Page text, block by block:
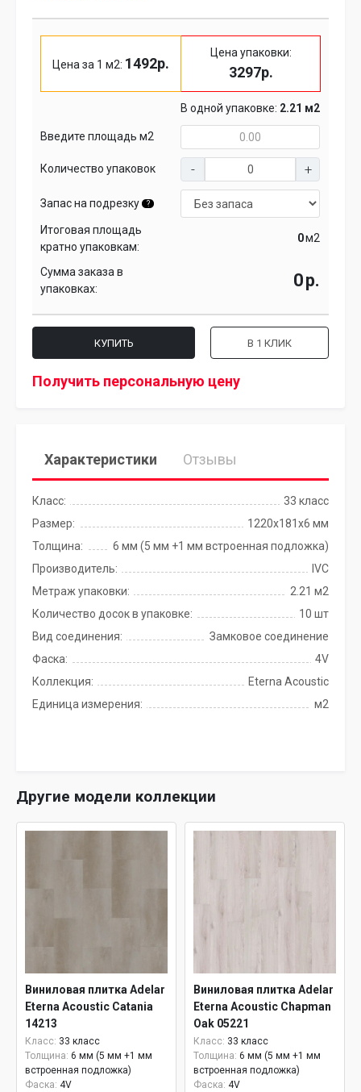
Цена за 1 м2: 1492р.
Цена упаковки:
3297р.
В одной упаковке: 2.21 м2
Введите площадь м2
Количество упаковок
Запас на подрезку ?
Итоговая площадь
кратно упаковкам:
м2
Сумма заказа в
упаковках:
р.
КУПИТЬ В 1 КЛИК
Получить персональную цену
Характеристики Отзывы
Класс:
33 класс
Размер:
1220х181х6 мм
Толщина:
6 мм (5 мм +1 мм встроенная подложка)
Производитель:
IVC
Метраж упаковки:
2.21 м2
Количество досок в упаковке:
10 шт
Вид соединения:
Замковое соединение
Фаска:
4V
Коллекция:
Eterna Acoustic
Единица измерения:
м2
Другие модели коллекции
Виниловая плитка Adelar
Eterna Acoustic Catania
14213
Класс: 33 класс
Толщина: 6 мм (5 мм +1 мм
встроенная подложка)
Фаска: 4V
Виниловая плитка Adelar
Eterna Acoustic Chapman
Oak 05221
Класс: 33 класс
Толщина: 6 мм (5 мм +1 мм
встроенная подложка)
Фаска: 4V